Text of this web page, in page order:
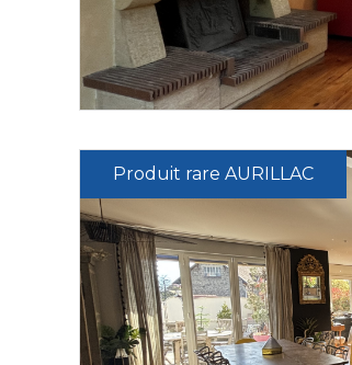
Produit rare AURILLAC